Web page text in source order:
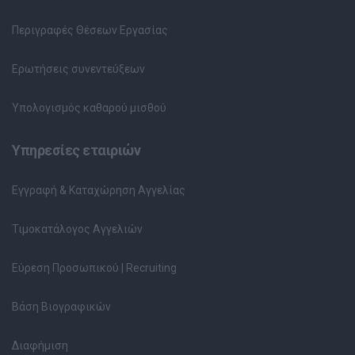
Περιγραφές Θέσεων Εργασίας
Ερωτήσεις συνεντεύξεων
Υπολογισμός καθαρού μισθού
Υπηρεσίες εταιριών
Εγγραφή & Καταχώρηση Αγγελίας
Τιμοκατάλογος Αγγελιών
Εύρεση Προσωπικού | Recruiting
Βάση Βιογραφικών
Διαφήμιση